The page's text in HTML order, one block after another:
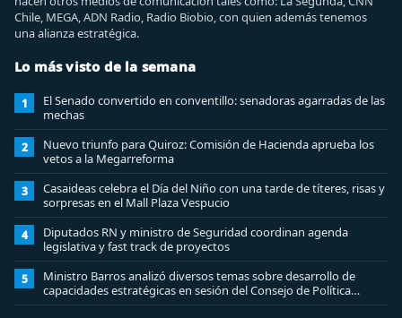
Chile, MEGA, ADN Radio, Radio Biobio, con quien además tenemos
una alianza estratégica.
Lo más visto de la semana
1
El Senado convertido en conventillo: senadoras agarradas de las
mechas
2
Nuevo triunfo para Quiroz: Comisión de Hacienda aprueba los
vetos a la Megarreforma
3
Casaideas celebra el Día del Niño con una tarde de títeres, risas y
sorpresas en el Mall Plaza Vespucio
4
Diputados RN y ministro de Seguridad coordinan agenda
legislativa y fast track de proyectos
5
Ministro Barros analizó diversos temas sobre desarrollo de
capacidades estratégicas en sesión del Consejo de Política
Espacial